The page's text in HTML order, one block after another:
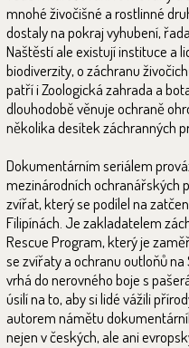
mnohé živočišné a rostlinné
dostaly na pokraj vyhubení,
Naštěstí ale existují instituce a
biodiverzity, o záchranu
patří i Zoologická zahrada a
dlouhodobě věnuje ochraně
několika desítek záchranných
Dokumentárním seriálem
mezinárodních ochranářských
zvířat, který se podílel na
Filipínách. Je zakladatelem
Rescue Program, který je
se zvířaty a ochranu outloňů
vrhá do nerovného boje s
úsilí na to, aby si lidé vážili
autorem námětu
nejen v českých, ale ani